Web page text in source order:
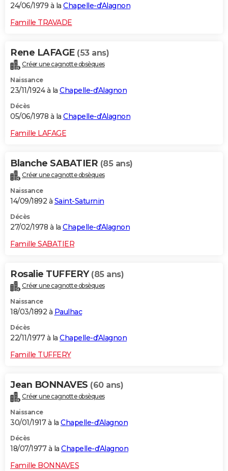
24/06/1979 à la Chapelle-d'Alagnon
Famille TRAVADE
Rene LAFAGE (53 ans)
Créer une cagnotte obsèques
Naissance
23/11/1924 à la Chapelle-d'Alagnon
Décès
05/06/1978 à la Chapelle-d'Alagnon
Famille LAFAGE
Blanche SABATIER (85 ans)
Créer une cagnotte obsèques
Naissance
14/09/1892 à Saint-Saturnin
Décès
27/02/1978 à la Chapelle-d'Alagnon
Famille SABATIER
Rosalie TUFFERY (85 ans)
Créer une cagnotte obsèques
Naissance
18/03/1892 à Paulhac
Décès
22/11/1977 à la Chapelle-d'Alagnon
Famille TUFFERY
Jean BONNAVES (60 ans)
Créer une cagnotte obsèques
Naissance
30/01/1917 à la Chapelle-d'Alagnon
Décès
18/07/1977 à la Chapelle-d'Alagnon
Famille BONNAVES